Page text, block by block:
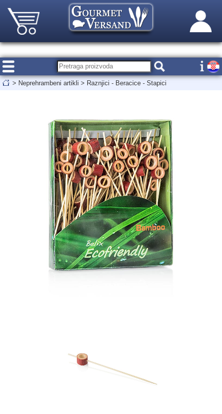
> Neprehrambeni artikli > Raznjici - Beracice - Stapici